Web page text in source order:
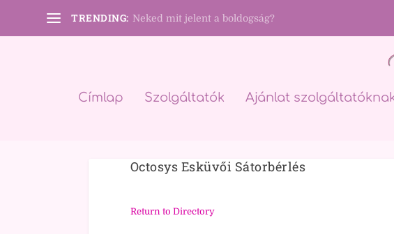
TRENDING: Neked mit jelent a boldogság?
Címlap Szolgáltatók Ajánlat
Octosys Esküvői Sátorbérlés
Return to Directory